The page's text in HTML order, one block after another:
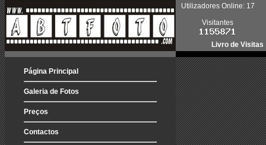
Utilizadores Online: 17
Visitantes
Livro de Visitas
Página Principal
Galeria de Fotos
Preços
Contactos